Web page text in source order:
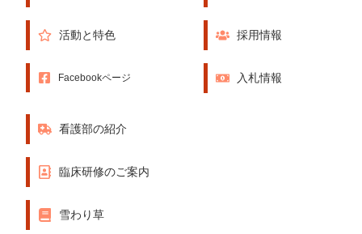
活動と特色
Facebookページ
採用情報
入札情報
看護部の紹介
臨床研修のご案内
雪わり草